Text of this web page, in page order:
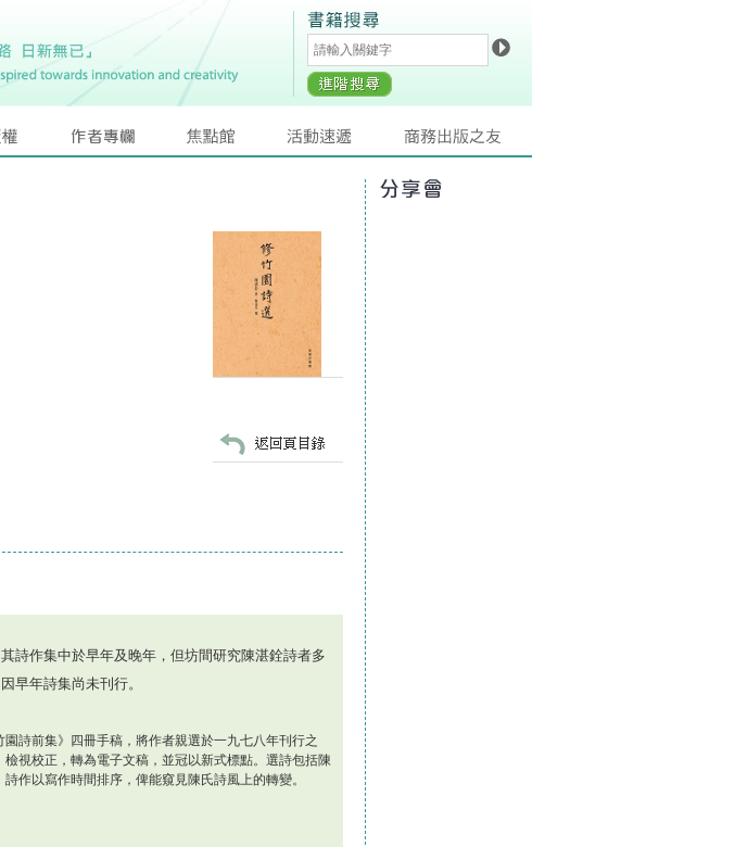
詩作集中於早年及晚年，但坊間研究陳湛銓詩者多
早年詩集尚未刊行。
詩前集》四冊手稿，將作者親選於一九七八年刊行之
視校正，轉為電子文稿，並冠以新式標點。選詩包括陳
作以寫作時間排序，俾能窺見陳氏詩風上的轉變。